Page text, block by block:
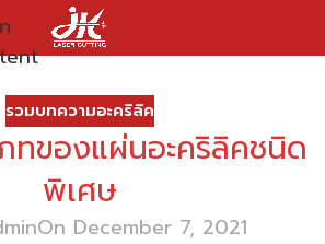
รวมบทความอะคริลิค
ทของแผ่นอะคริลิคชนิด
พิเศษ
On December 7, 2021